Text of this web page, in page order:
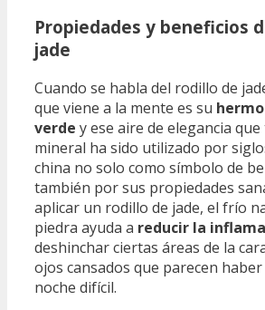
Propiedades y beneficios
jade
Cuando se habla del rodillo de
que viene a la mente es su
verde y ese aire de elegancia que
mineral ha sido utilizado por
china no solo como símbolo de
también por sus propiedades
aplicar un rodillo de jade, el frío
piedra ayuda a reducir la
deshinchar ciertas áreas de la
ojos cansados que parecen
noche difícil.